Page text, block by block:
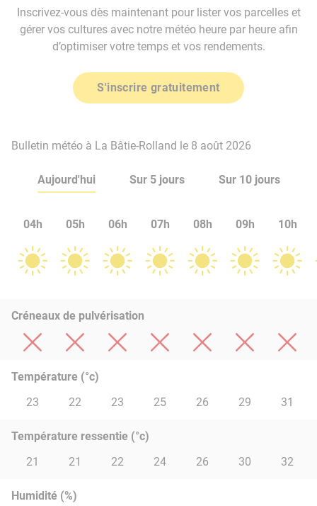
Inscrivez-vous dès maintenant pour lister vos parcelles et
gérer vos cultures avec notre météo heure par heure afin
d’optimiser votre temps et vos rendements.
S'inscrire gratuitement
Bulletin météo à La Bâtie-Rolland le 8 août 2026
Aujourd'hui Sur 5 jours Sur 10 jours
04h 05h 06h 07h 08h 09h 10h
Créneaux de pulvérisation
Température (°c)
23
22 23 25 26 29 31
Température ressentie (°c)
21
21 22 24 26 30 32
Humidité (%)